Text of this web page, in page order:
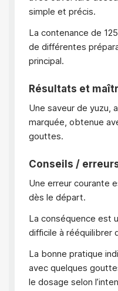
simple et précis.
La contenance de
de différentes
principal.
Résultats et
Une saveur de yuzu,
marquée, obtenue
gouttes.
Conseils /
Une erreur courante
dès le départ.
La conséquence est
difficile à rééquilibrer
La bonne pratique
avec quelques
le dosage selon